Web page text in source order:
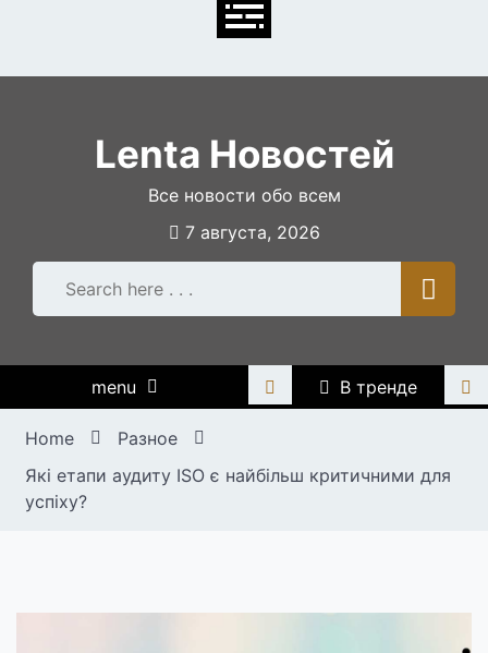
Lenta Новостей
Все новости обо всем
7 августа, 2026
menu В тренде
Home
Разное
Які етапи аудиту ISO є найбільш критичними для
успіху?